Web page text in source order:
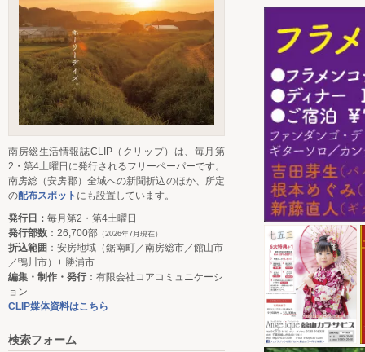
南房総生活情報誌CLIP（クリップ）は、毎月第
2・第4土曜日に発行されるフリーペーパーです。
南房総（安房郡）全域への新聞折込のほか、所定
の配布スポット にも設置しています。
発行日： 毎月第2・第4土曜日
発行部数 ：26,700部 （2026年7月現在）
折込範囲 ：安房地域（鋸南町／南房総市／館山市
／鴨川市）+ 勝浦市
編集・制作・発行：有限会社コアコミュニケーシ
ョン
CLIP媒体資料はこちら
検索フォーム